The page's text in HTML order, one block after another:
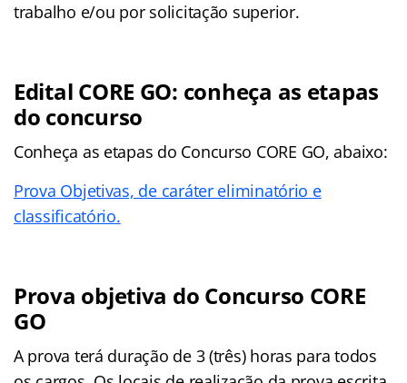
trabalho e/ou por solicitação superior.
Edital CORE GO: conheça as etapas
do concurso
Conheça as etapas do Concurso CORE GO, abaixo:
Prova Objetivas, de caráter eliminatório e
classificatório.
Prova objetiva do Concurso CORE
GO
A prova terá duração de 3 (três) horas para todos